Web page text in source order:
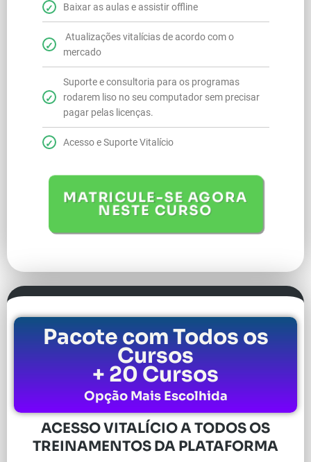
Baixar as aulas e assistir offline
Atualizações vitalícias de acordo com o
mercado
Suporte e consultoria para os programas
rodarem liso no seu computador sem precisar
pagar pelas licenças.
Acesso e Suporte Vitalício
MATRICULE-SE AGORA
NESTE CURSO
Pacote com Todos os
Cursos
+ 20 Cursos
Opção Mais Escolhida
ACESSO VITALÍCIO A TODOS OS
TREINAMENTOS DA PLATAFORMA